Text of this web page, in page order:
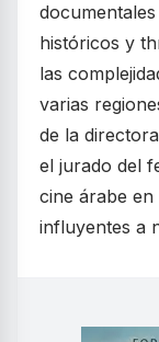
históricos y
las
varias
de la
el jurado del
cine árabe
influyentes a